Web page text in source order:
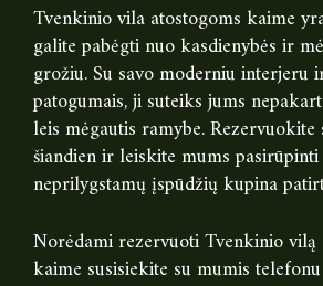
Tvenkinio vila atostogoms kaime
galite pabėgti nuo kasdienybės ir
grožiu. Su savo moderniu interjeru
patogumais, ji suteiks jums
leis mėgautis ramybe. Rezervuokite
šiandien ir leiskite mums
neprilygstamų įspūdžių kupina
Norėdami rezervuoti Tvenkinio vilą
kaime susisiekite su mumis